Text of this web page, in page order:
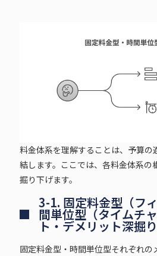
料金体系を理解することは、予算の
結します。ここでは、各料金体系の
掘り下げます。
3-1. 固定料金型（フ
間単位型（タイムチ
ト・デメリット深掘り
固定料金型・時間単位型それぞれ